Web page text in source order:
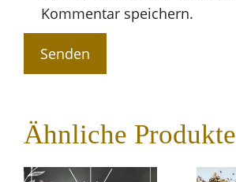
Kommentar speichern.
Ähnliche Produkte